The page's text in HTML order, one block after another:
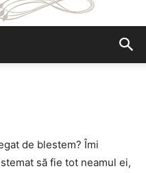
de blestem? Îmi
să fie tot neamul ei,